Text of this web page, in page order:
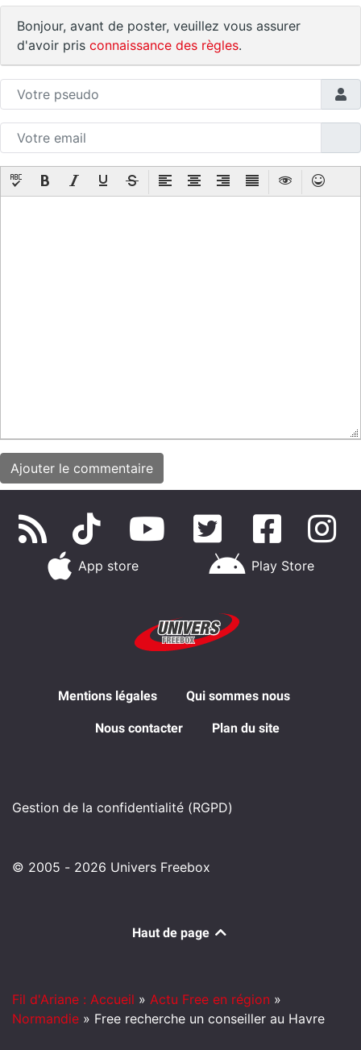
Bonjour, avant de poster, veuillez vous assurer
d'avoir pris connaissance des règles.
App store Play Store
Mentions légales Qui sommes nous
Nous contacter Plan du site
Gestion de la confidentialité (RGPD)
© 2005 - 2026 Univers Freebox
Haut de page
Fil d'Ariane : Accueil » Actu Free en région »
Normandie » Free recherche un conseiller au Havre